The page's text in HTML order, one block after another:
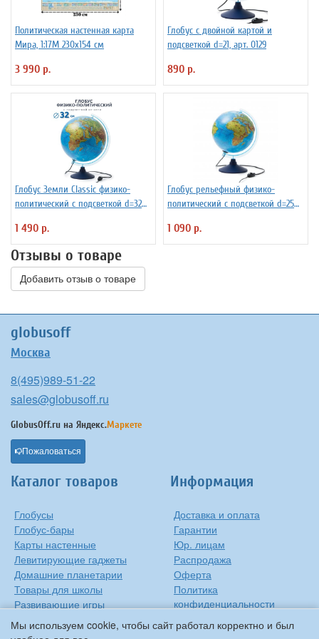
Мы используем cookie, чтобы сайт работал корректно и был
Политическая настенная карта
Мира, 1:17М 230х154 см
3 990 р.
Глобус с двойной картой и
подсветкой d=21, арт. 0129
890 р.
Глобус Земли Classic физико-
политический с подсветкой d=32
1 490 р.
Глобус рельефный физико-
политический с подсветкой d=25
1 090 р.
Отзывы о товаре
Добавить отзыв о товаре
globusoff
Москва
8(495)989-51-22
sales@globusoff.ru
GlobusOff.ru на Яндекс.Маркете
Пожаловаться
Каталог товаров
Глобусы
Глобус-бары
Карты настенные
Левитирующие гаджеты
Домашние планетарии
Товары для школы
Развивающие игры
Оригинальные игрушки
Подарки на Новый Год
Информация
Доставка и оплата
Гарантии
Юр. лицам
Распродажа
Оферта
Политика
конфиденциальности
Контакты
О компании